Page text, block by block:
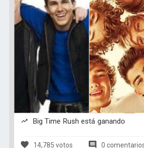
Big Time Rush está ganando
14,785 votos 0